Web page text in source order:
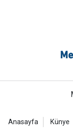
Anasayfa Künye